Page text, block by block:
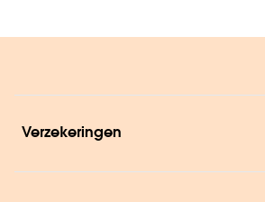
Verzekeringen